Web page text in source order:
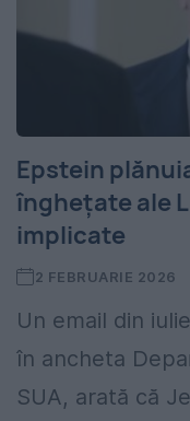
Epstein
înghețate ale
implicate
2 FEBRUARIE 2026
Un email din
în ancheta
SUA, arată că